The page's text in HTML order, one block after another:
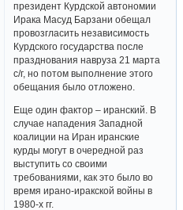
президент Курдской автономии
Ирака Масуд Барзани обещал
провозгласить независимость
Курдского государства после
празднования навруза 21 марта
с/г, но потом выполнение этого
обещания было отложено.
Еще один фактор – иранский. В
случае нападения Западной
коалиции на Иран иранские
курды могут в очередной раз
выступить со своими
требованиями, как это было во
время ирано-иракской войны в
1980-х гг.